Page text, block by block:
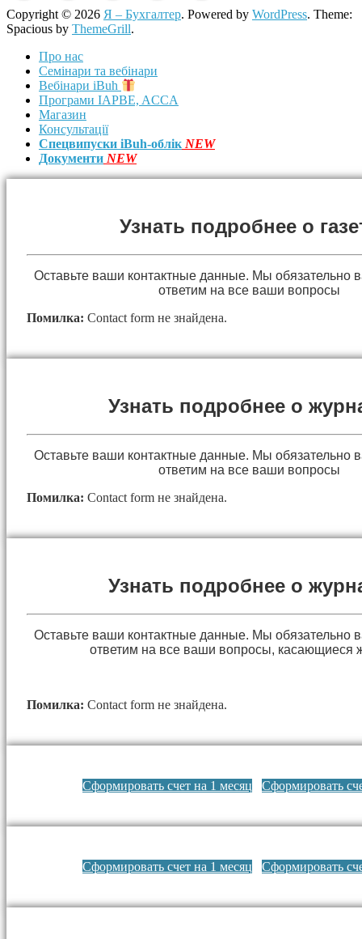
Copyright © 2026 Я – Бухгалтер. Powered by WordPress. Theme:
Spacious by ThemeGrill.
Про нас
Семінари та вебінари
Вебінари iBuh
Програми IAPBE, ACCA
Магазин
Консультації
Спецвипуски iBuh-облік NEW
Документи NEW
Узнать подробнее о
Оставьте ваши контактные данные. Мы обязательно
ответим на все ваши вопросы
Помилка: Contact form не знайдена.
Узнать подробнее о
Оставьте ваши контактные данные. Мы обязательно
ответим на все ваши вопросы
Помилка: Contact form не знайдена.
Узнать подробнее о
Оставьте ваши контактные данные. Мы обязательно
ответим на все ваши вопросы, касающиеся
Помилка: Contact form не знайдена.
Сформировать счет на 1 месяц Сформировать
Сформировать счет на 1 месяц Сформировать